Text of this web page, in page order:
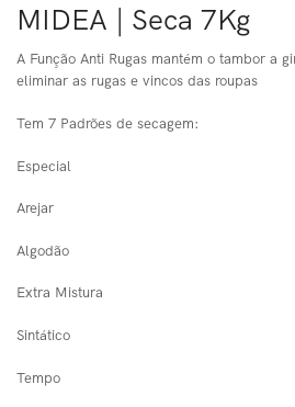
MIDEA | Seca 7Kg
A Função Anti Rugas mantém o tambor a
eliminar as rugas e vincos das roupas
Tem 7 Padrões de secagem:
Especial
Arejar
Algodão
Extra Mistura
Sintático
Tempo